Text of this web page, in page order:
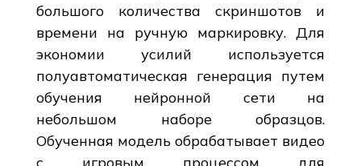
большого количества скриншотов и
времени на ручную маркировку. Для
экономии усилий используется
полуавтоматическая генерация путем
обучения нейронной сети на
небольшом наборе образцов.
Обученная модель обрабатывает видео
с игровым процессом для